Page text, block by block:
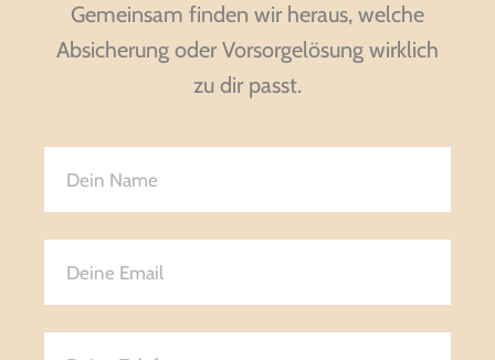
Gemeinsam finden wir heraus, welche
Absicherung oder Vorsorgelösung wirklich
zu dir passt.